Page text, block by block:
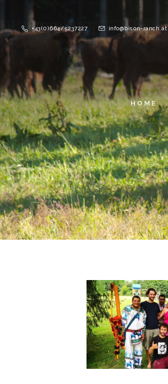
+43(0)664/5237227 info@bison-ranch.at
HOME